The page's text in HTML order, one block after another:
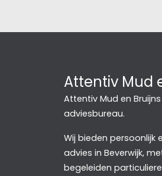
Attentiv Mud
Attentiv Mud en
adviesbureau.
Wij bieden persoonlijk
advies in Beverwijk,
begeleiden